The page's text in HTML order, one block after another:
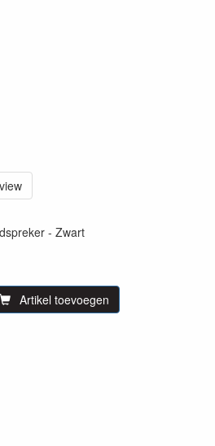
- Zwart
Artikel toevoegen